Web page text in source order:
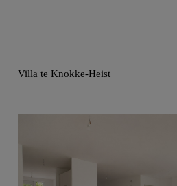
Villa te Knokke-Heist